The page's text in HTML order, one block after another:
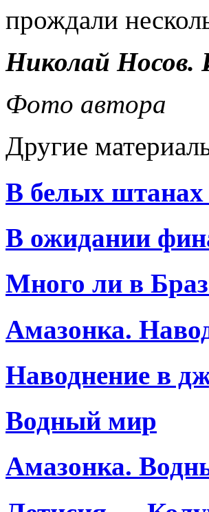
прождали
Николай Носов.
Фото автора
Другие
В белых
В ожидании
Много ли в
Амазонка.
Наводнение в
Водный мир
Амазонка.